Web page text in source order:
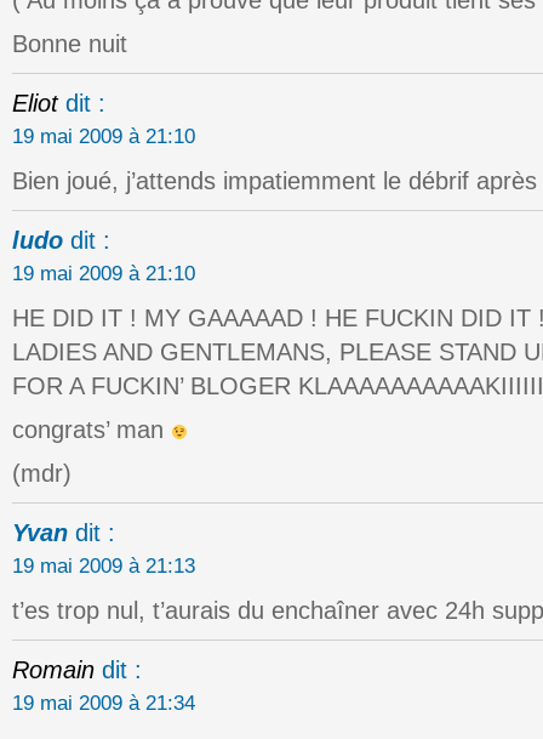
Bonne nuit
Eliot dit :
19 mai 2009 à 21:10
Bien joué, j’attends impatiemment le débrif
ludo dit :
19 mai 2009 à 21:10
HE DID IT ! MY GAAAAAD ! HE FUCKIN DID IT
LADIES AND GENTLEMANS, PLEASE STAND
FOR A FUCKIN’ BLOGER
congrats’ man
(mdr)
Yvan dit :
19 mai 2009 à 21:13
t’es trop nul, t’aurais du enchaîner avec 24h
Romain dit :
19 mai 2009 à 21:34